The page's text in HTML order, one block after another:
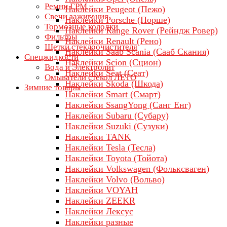
Ремни ГРМ
Свечи зажигания
Тормозные колодки
Фильтры
Щетки стеклоочистителя
Спецжидкости
Вода и Электролит
Омыватели стекол ЛЕТО
Зимние товары
Наклейки Peugeot (Пежо)
Наклейки Porsche (Порше)
Наклейки Range Rover (Рейндж Ровер)
Наклейки Renault (Рено)
Наклейки Saab Scania (Сааб Скания)
Наклейки Scion (Сцион)
Наклейки Seat (Сеат)
Наклейки Skoda (Шкода)
Наклейки Smart (Смарт)
Наклейки SsangYong (Санг Енг)
Наклейки Subaru (Субару)
Наклейки Suzuki (Сузуки)
Наклейки TANK
Наклейки Tesla (Тесла)
Наклейки Toyota (Тойота)
Наклейки Volkswagen (Фольксваген)
Наклейки Volvo (Вольво)
Наклейки VOYAH
Наклейки ZEEKR
Наклейки Лексус
Наклейки разные